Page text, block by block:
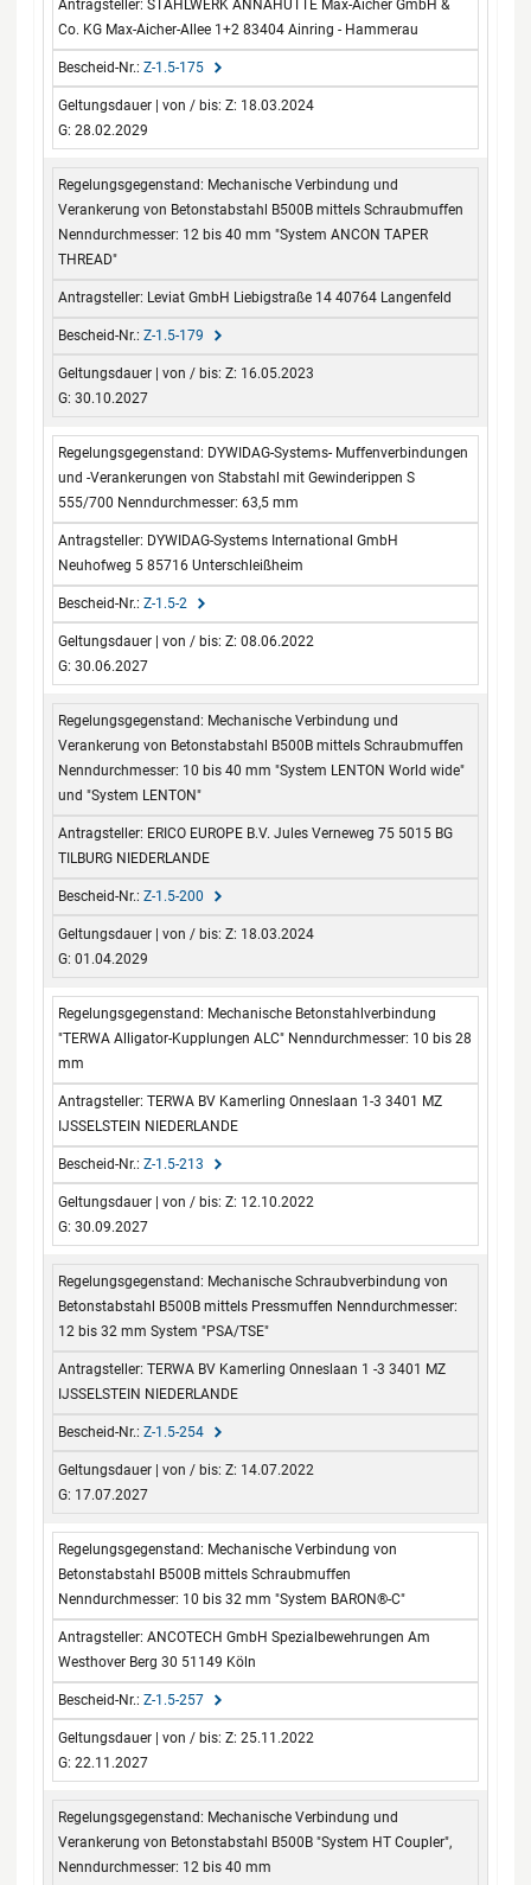
STAHLWERK ANNAHÜTTE Max-Aicher GmbH &
Co. KG Max-Aicher-Allee 1+2 83404 Ainring - Hammerau
Z-1.5-175
Z: 18.03.2024
G: 28.02.2029
Mechanische Verbindung und
Verankerung von Betonstabstahl B500B mittels Schraubmuffen
Nenndurchmesser: 12 bis 40 mm "System ANCON TAPER
THREAD"
Leviat GmbH Liebigstraße 14 40764 Langenfeld
Z-1.5-179
Z: 16.05.2023
G: 30.10.2027
DYWIDAG-Systems- Muffenverbindungen
und -Verankerungen von Stabstahl mit Gewinderippen S
555/700 Nenndurchmesser: 63,5 mm
DYWIDAG-Systems International GmbH
Neuhofweg 5 85716 Unterschleißheim
Z-1.5-2
Z: 08.06.2022
G: 30.06.2027
Mechanische Verbindung und
Verankerung von Betonstabstahl B500B mittels Schraubmuffen
Nenndurchmesser: 10 bis 40 mm "System LENTON World wide"
und "System LENTON"
ERICO EUROPE B.V. Jules Verneweg 75 5015 BG
TILBURG NIEDERLANDE
Z-1.5-200
Z: 18.03.2024
G: 01.04.2029
Mechanische Betonstahlverbindung
"TERWA Alligator-Kupplungen ALC" Nenndurchmesser: 10 bis 28
mm
TERWA BV Kamerling Onneslaan 1-3 3401 MZ
IJSSELSTEIN NIEDERLANDE
Z-1.5-213
Z: 12.10.2022
G: 30.09.2027
Mechanische Schraubverbindung von
Betonstabstahl B500B mittels Pressmuffen Nenndurchmesser:
12 bis 32 mm System "PSA/TSE"
TERWA BV Kamerling Onneslaan 1 -3 3401 MZ
IJSSELSTEIN NIEDERLANDE
Z-1.5-254
Z: 14.07.2022
G: 17.07.2027
Mechanische Verbindung von
Betonstabstahl B500B mittels Schraubmuffen
Nenndurchmesser: 10 bis 32 mm "System BARON®-C"
ANCOTECH GmbH Spezialbewehrungen Am
Westhover Berg 30 51149 Köln
Z-1.5-257
Z: 25.11.2022
G: 22.11.2027
Mechanische Verbindung und
Verankerung von Betonstabstahl B500B "System HT Coupler",
Nenndurchmesser: 12 bis 40 mm